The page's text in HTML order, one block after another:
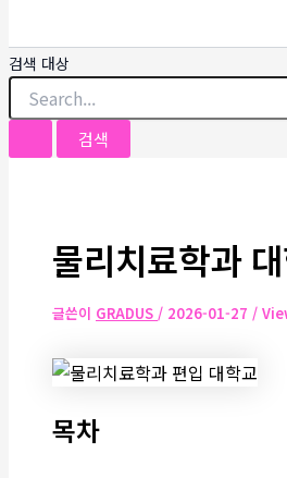
검색 대상
물리치료학과
글쓴이 GRADUS / 2026-01-27 /
목차